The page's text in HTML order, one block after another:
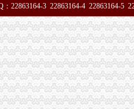
阅读、在线看
）_公告正文_财经_
岛屿+观天然的
代办签证_欣欣旅游网
号）_基金频道_证券之星
需要提供什么资料欧洲申根签
：22863164-3 22863164-4 22863164-5